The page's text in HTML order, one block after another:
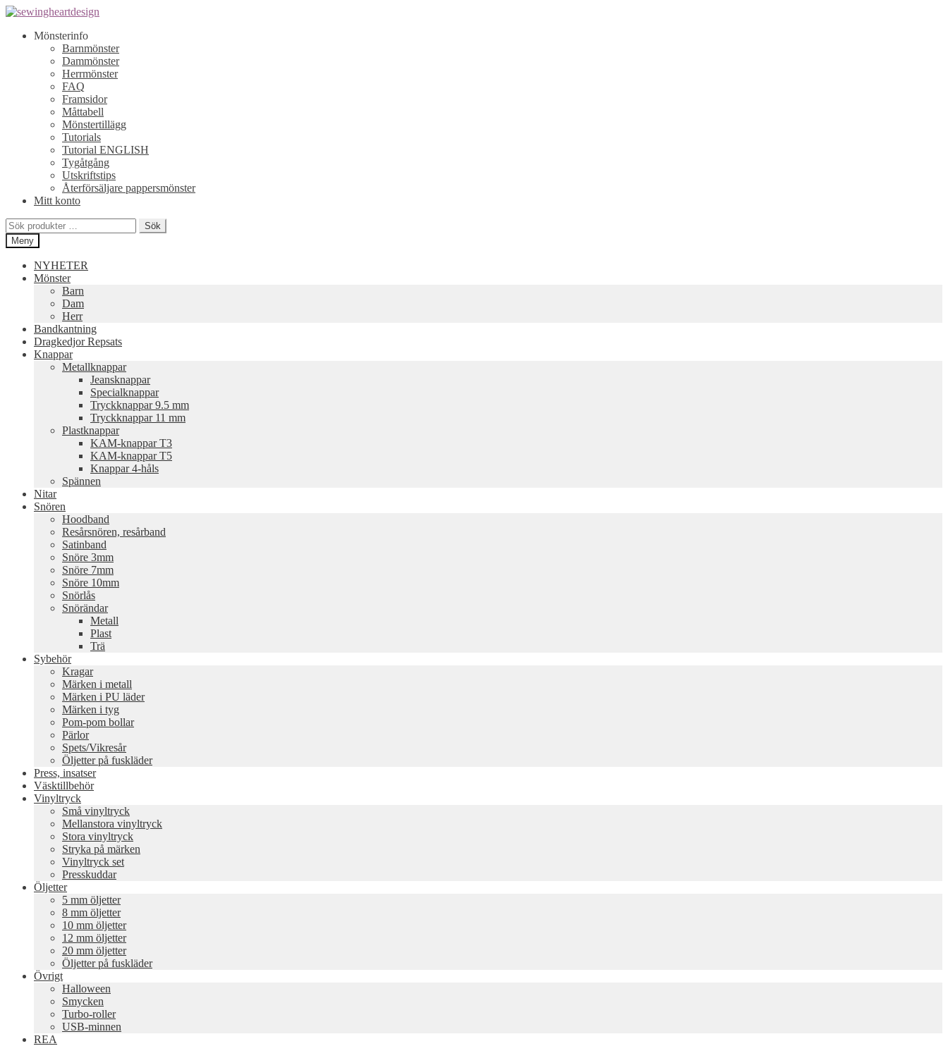
Hoppa
navigering
Hoppa
innehållMönsterinfo
Barnmönster
Dammönster
Herrmönster
FAQ
Framsidor
Måttabell
Mönstertillägg
Tutorials
Tutorial ENGLISH
Tygåtgång
Utskriftstips
Återförsäljare pappersmönster
Mitt konto
Sök
efter:
Sök
Meny
NYHETER
Mönster
Barn
Dam
Herr
Bandkantning
Dragkedjor Repsats
Knappar
Metallknappar
Jeansknappar
Specialknappar
Tryckknappar 9.5 mm
Tryckknappar 11 mm
Plastknappar
KAM-knappar T3
KAM-knappar T5
Knappar 4-håls
Spännen
Nitar
Snören
Hoodband
Resårsnören, resårband
Satinband
Snöre 3mm
Snöre 7mm
Snöre 10mm
Snörlås
Snörändar
Metall
Plast
Trä
Sybehör
Kragar
Märken i metall
Märken i PU läder
Märken i tyg
Pom-pom bollar
Pärlor
Spets/Vikresår
Öljetter på fuskläder
Press, insatser
Väsktillbehör
Vinyltryck
Små vinyltryck
Mellanstora vinyltryck
Stora vinyltryck
Stryka på märken
Vinyltryck set
Presskuddar
Öljetter
5 mm öljetter
8 mm öljetter
10 mm öljetter
12 mm öljetter
20 mm öljetter
Öljetter på fuskläder
Övrigt
Halloween
Smycken
Turbo-roller
USB-minnen
REA